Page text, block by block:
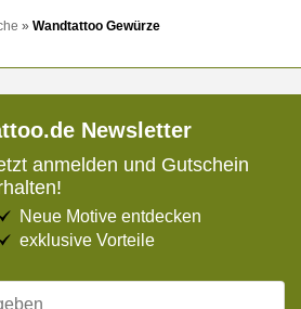
» Wandtattoo Gewürze
Newsletter
anmelden und Gutschein
Neue Motive entdecken
exklusive Vorteile